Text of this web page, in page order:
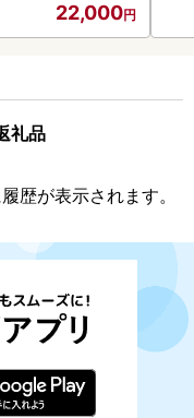
22,000
礼品
歴が表示されます。